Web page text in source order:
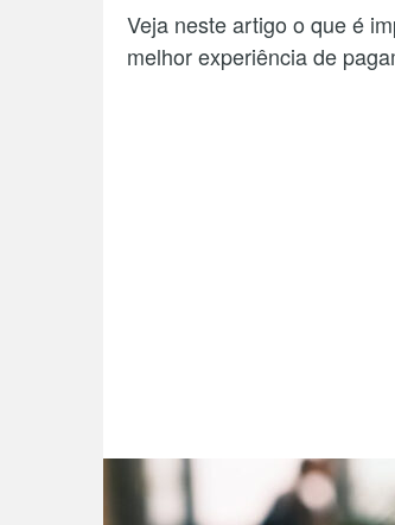
Veja neste artigo o que é
melhor experiência de